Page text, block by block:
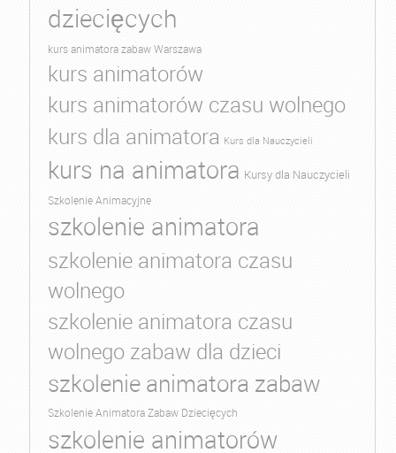
dziecięcych
kurs animatora zabaw Warszawa
kurs animatorów
kurs animatorów czasu wolnego
kurs dla animatora Kurs dla Nauczycieli
kurs na animatora Kursy dla Nauczycieli
Szkolenie Animacyjne
szkolenie animatora
szkolenie animatora czasu
wolnego
szkolenie animatora czasu
wolnego zabaw dla dzieci
szkolenie animatora zabaw
Szkolenie Animatora Zabaw Dziecięcych
szkolenie animatorów